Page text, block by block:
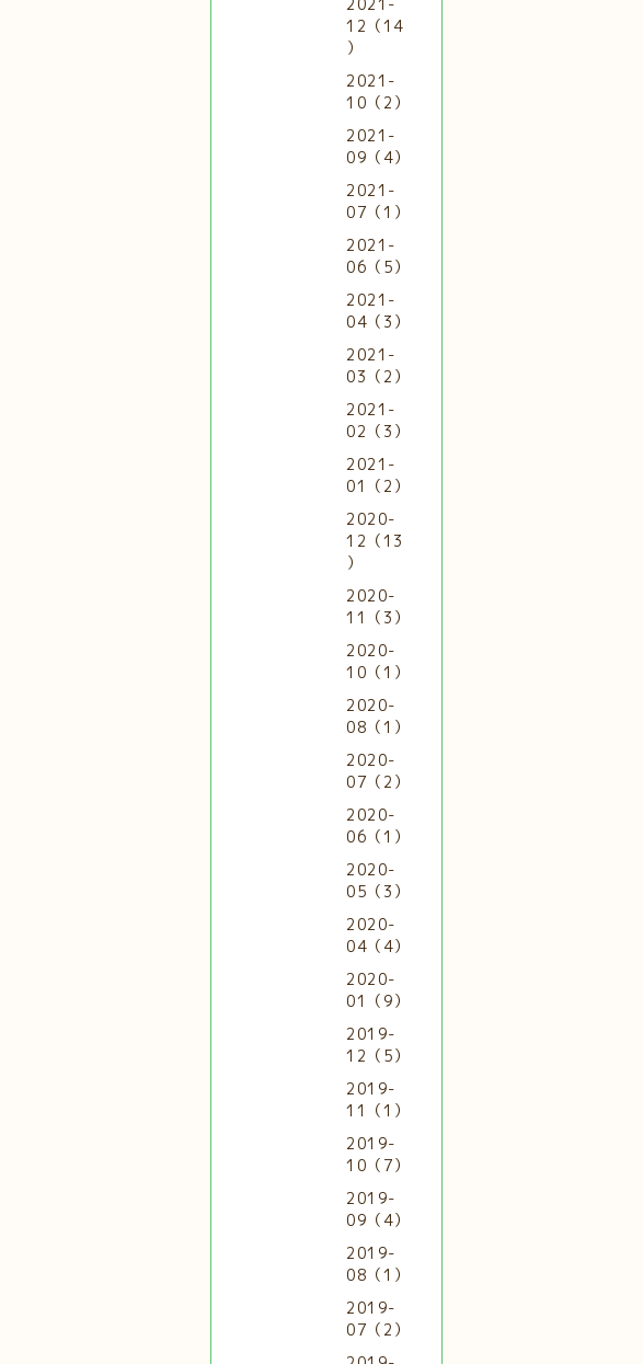
12（14
）
2021-
10（2）
2021-
09（4）
2021-
07（1）
2021-
06（5）
2021-
04（3）
2021-
03（2）
2021-
02（3）
2021-
01（2）
2020-
12（13
）
2020-
11（3）
2020-
10（1）
2020-
08（1）
2020-
07（2）
2020-
06（1）
2020-
05（3）
2020-
04（4）
2020-
01（9）
2019-
12（5）
2019-
11（1）
2019-
10（7）
2019-
09（4）
2019-
08（1）
2019-
07（2）